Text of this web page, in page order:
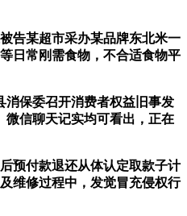
告某超市采办某品牌东北米一
日常刚需食物，不合适食物平
保委召开消费者权益旧事发
微信聊天记实均可看出，正在
预付款退还从体认定取款子计
维修过程中，发觉冒充侵权行